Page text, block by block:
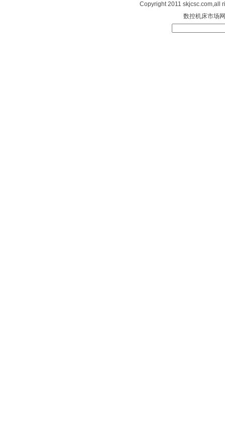
Copyright 2011
数控机床市场网